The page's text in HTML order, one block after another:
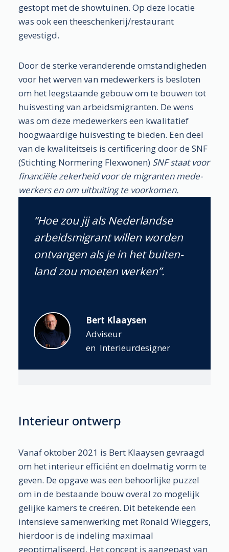
gestopt met de show­tuinen. Op deze locatie
was ook een thee­schenkerij/­restau­rant
gevestigd.
Door de sterke veran­derende omstan­digheden
voor het werven van mede­werkers is besloten
om het leeg­staande gebouw om te bouwen tot
huis­vesting van arbeids­migranten. De wens
was om deze mede­werkers een kwali­tatief
hoog­waardige huis­vesting te bieden. Een deel
van de kwaliteitseis is certi­ficering door de SNF
(Stichting Normering Flexwonen) SNF staat voor
financiële zeker­heid voor de migranten mede­
werkers en om uitbui­ting te voor­komen.
“Hoe zou jij als Neder­landse
arbeids­migrant willen worden
ontvan­gen als je in het buiten­
land zou moeten werken”.
Bert Klaaysen
Adviseur
en Interieurdesigner
Interieur ontwerp
Vanaf oktober 2021 is Bert Klaaysen gevraagd
om het interieur efficiënt en doelmatig vorm te
geven. De opgave was een behoorlijke puzzel
om in de bestaande bouw overal zo mogelijk
gelijke kamers te creëren. Dit betekende een
intensieve samenwerking met Ronald Wieggers,
hierdoor is de indeling maximaal
geoptimaliseerd. Het concept is aangepast van